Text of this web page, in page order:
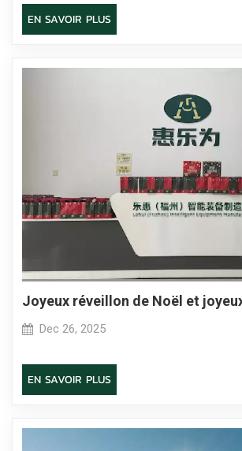
EN SAVOIR PLUS
Joyeux réveillon de Noël et
Dec 26, 2025
EN SAVOIR PLUS